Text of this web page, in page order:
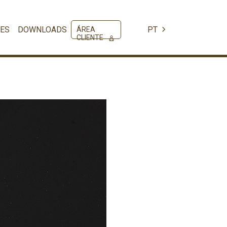
DOWNLOADS
ÁREA
CLIENTE
PT